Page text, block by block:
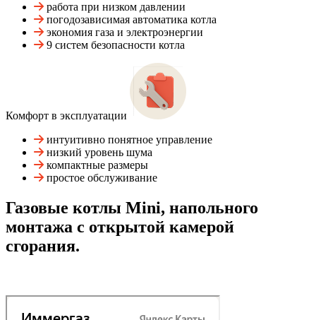
работа при низком давлении
погодозависимая автоматика котла
экономия газа и электроэнергии
9 систем безопасности котла
Комфорт в эксплуатации
интуитивно понятное управление
низкий уровень шума
компактные размеры
простое обслуживание
Газовые котлы Mini, напольного
монтажа с открытой камерой
сгорания.